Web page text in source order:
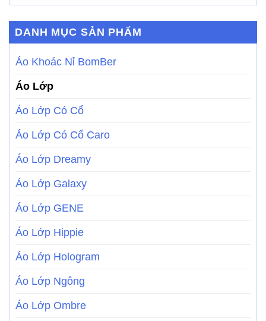
DANH MỤC SẢN PHẨM
Áo Khoác Nỉ BomBer
Áo Lớp
Áo Lớp Có Cổ
Áo Lớp Có Cổ Caro
Áo Lớp Dreamy
Áo Lớp Galaxy
Áo Lớp GENE
Áo Lớp Hippie
Áo Lớp Hologram
Áo Lớp Ngông
Áo Lớp Ombre